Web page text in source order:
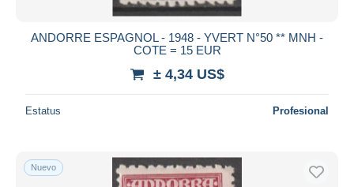
ANDORRE ESPAGNOL - 1948 - YVERT N°50 ** MNH -
COTE = 15 EUR
± 4,34 US$
Estatus Profesional
Nuevo